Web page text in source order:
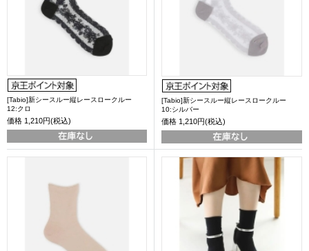
[Tabio]新シースルー縦レースロークルー
12:クロ
価格 1,210円(税込)
[Tabio]新シースルー縦レースロークルー
10:シルバー
価格 1,210円(税込)